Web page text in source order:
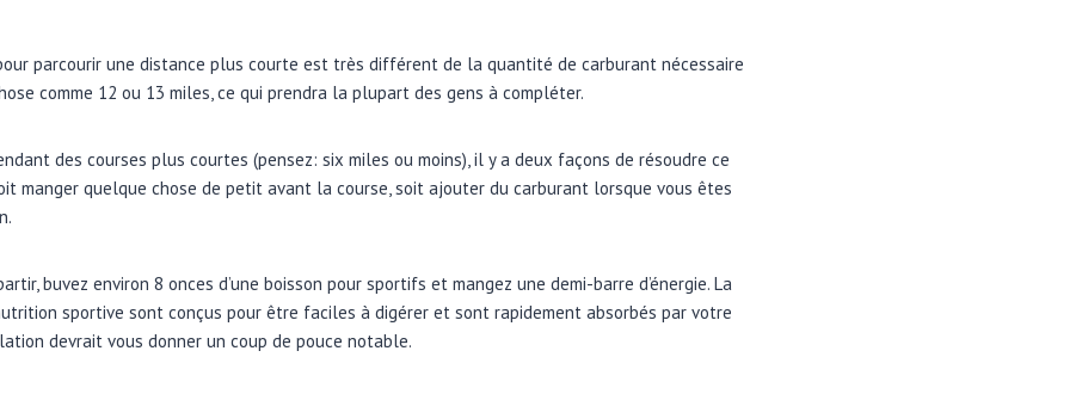
parcourir une distance plus courte est très différent de la quantité de carburant nécessaire
comme 12 ou 13 miles, ce qui prendra la plupart des gens à compléter.
des courses plus courtes (pensez: six miles ou moins), il y a deux façons de résoudre ce
manger quelque chose de petit avant la course, soit ajouter du carburant lorsque vous êtes
buvez environ 8 onces d’une boisson pour sportifs et mangez une demi-barre d’énergie. La
sportive sont conçus pour être faciles à digérer et sont rapidement absorbés par votre
devrait vous donner un coup de pouce notable.